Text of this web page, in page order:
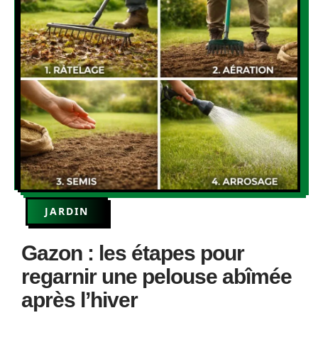
JARDIN
Gazon : les étapes pour
regarnir une pelouse abîmée
après l’hiver